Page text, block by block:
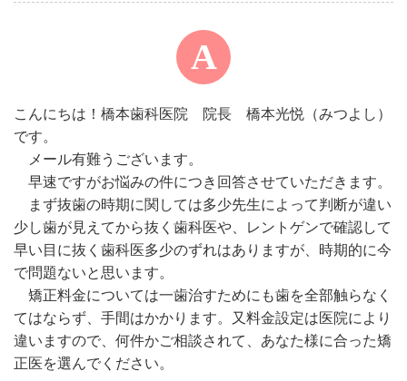
こんにちは！橋本歯科医院 院長 橋本光悦（みつよし）
です。
メール有難うございます。
早速ですがお悩みの件につき回答させていただきます。
まず抜歯の時期に関しては多少先生によって判断が違い
少し歯が見えてから抜く歯科医や、レントゲンで確認して
早い目に抜く歯科医多少のずれはありますが、時期的に今
で問題ないと思います。
矯正料金については一歯治すためにも歯を全部触らなく
てはならず、手間はかかります。又料金設定は医院により
違いますので、何件かご相談されて、あなた様に合った矯
正医を選んでください。